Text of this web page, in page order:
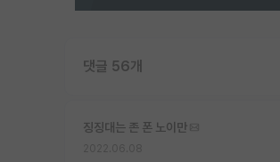
댓글 56개
징징대는 존 폰 노이만